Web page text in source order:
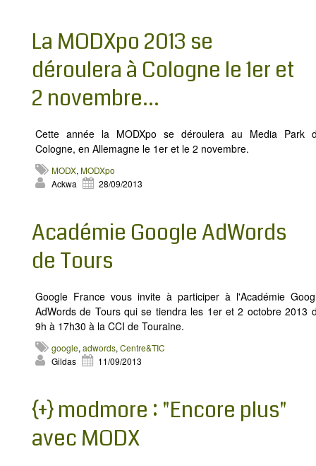
La MODXpo 2013 se
déroulera à Cologne le 1er et
2 novembre...
​Cette année la MODXpo se déroulera au Media Park
Cologne, en Allemagne le 1er et le 2 novembre.
MODX, MODXpo
Ackwa
28/09/2013
Académie Google AdWords
de Tours
Google France vous invite à participer à l'Académie
AdWords de Tours qui se tiendra les 1er et 2 octobre 2013
9h à 17h30 à la CCI de Touraine.
google, adwords, Centre&TIC
Gildas
11/09/2013
{+} modmore : "Encore plus"
avec MODX